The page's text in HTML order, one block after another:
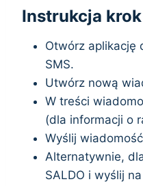
Instrukcja
Otwórz aplikację
SMS.
Utwórz nową
W treści
(dla informacji o
Wyślij
Alternatywnie,
SALDO i wyślij